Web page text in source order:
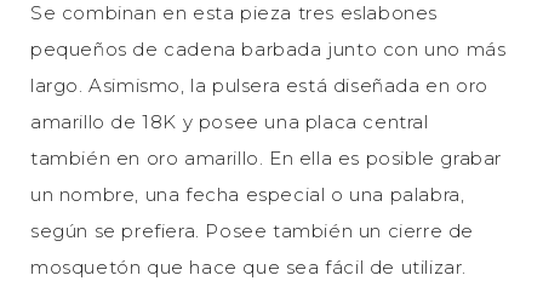
Se combinan en esta pieza tres eslabones
pequeños de cadena barbada junto con uno más
largo. Asimismo, la pulsera está diseñada en oro
amarillo de 18K y posee una placa central
también en oro amarillo. En ella es posible grabar
un nombre, una fecha especial o una palabra,
según se prefiera. Posee también un cierre de
mosquetón que hace que sea fácil de utilizar.